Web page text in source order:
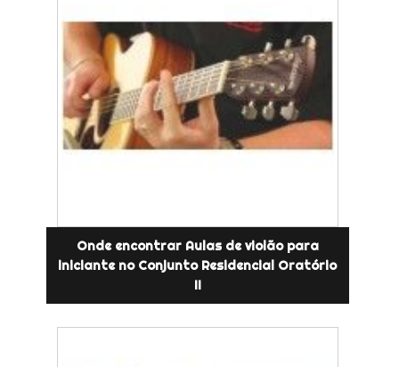
Onde encontrar Aulas de violão para
iniciante no Conjunto Residencial Oratório
II